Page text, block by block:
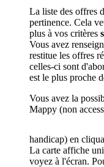
La liste des offres
pertinence. Cela
plus à vos critères
Vous avez
restitue les offres
celles-ci sont
est le plus proche
Vous avez la
Mappy (non
handicap) en
La carte affiche
voyez à l'écran.